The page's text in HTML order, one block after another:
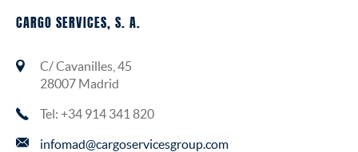
CARGO SERVICES, S. A.
C/ Cavanilles, 45
28007 Madrid
Tel: +34 914 341 820
infomad@cargoservicesgroup.com